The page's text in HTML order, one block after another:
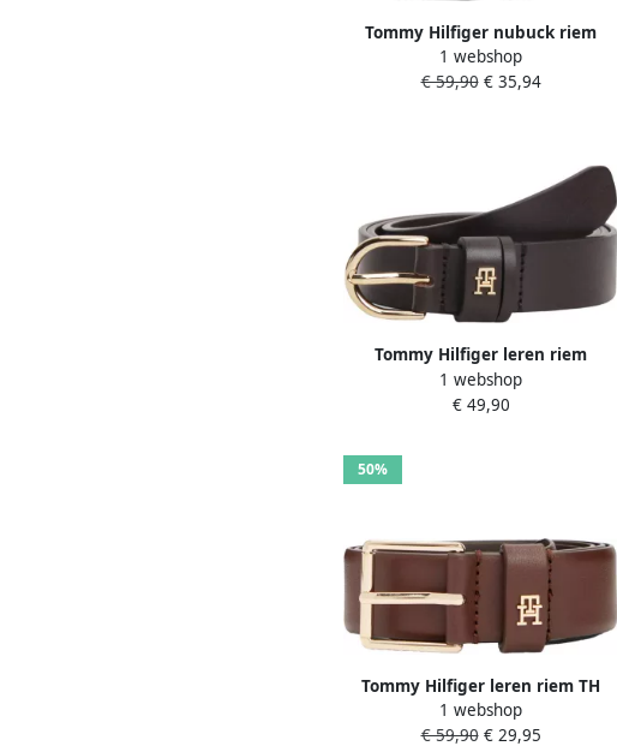
Tommy Hilfiger nubuck riem
Layton zwart
1 webshop
€ 59,90€ 35,94
Tommy Hilfiger leren riem
Essential Effortless donkerbruin
1 webshop
€ 49,90
50%
Tommy Hilfiger leren riem TH
Square donkerbruin
1 webshop
€ 59,90€ 29,95